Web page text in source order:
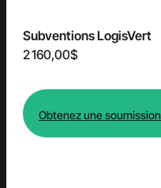
Subventions LogisVert
2 160,00$
Obtenez une soumission